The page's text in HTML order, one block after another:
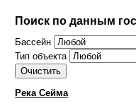
Поиск по данным
Бассейн
Тип объекта
Река Сейма